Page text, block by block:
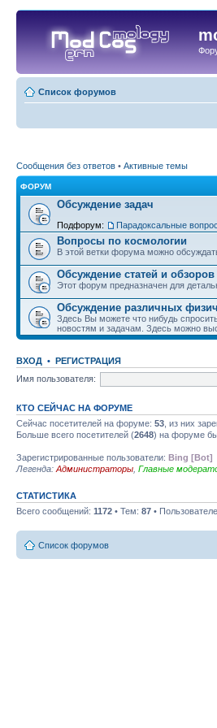
Список форумов
Сообщения без ответов • Активные темы
ФОРУМ
Обсуждение задач
Подфорум: Парадоксальные
Вопросы по космологии
В этой ветки форума можно
Обсуждение статей и обзоров
Этот форум предназначен для
Обсуждение различных
Здесь Вы можете что нибудь
новостям и задачам. Здесь можно
ВХОД • РЕГИСТРАЦИЯ
Имя пользователя:
КТО СЕЙЧАС НА ФОРУМЕ
Сейчас посетителей на форуме: 53 , из них
Больше всего посетителей (2648) на форуме
Зарегистрированные пользователи: Bing [Bot]
Легенда: Администраторы Главные
СТАТИСТИКА
Всего сообщений: 1172 • Тем: 87 •
Список форумов